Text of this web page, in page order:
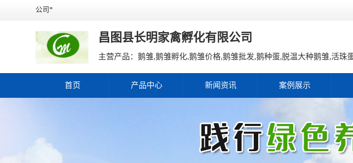
公司*
昌图县长明家禽孵化有限公司
首页 产品中心 新闻资讯 案例展示